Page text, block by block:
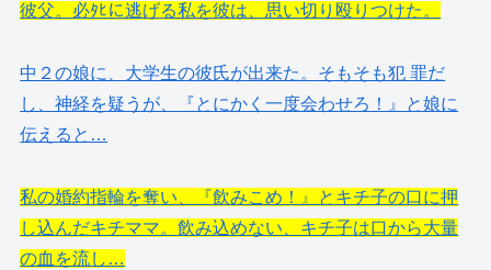
彼父。必ﾀﾋに逃げる私を彼は、思い切り殴りつけた。
中２の娘に、大学生の彼氏が出来た。そもそも犯 罪だ
し、神経を疑うが、『とにかく一度会わせろ！』と娘に
伝えると…
私の婚約指輪を奪い、『飲みこめ！』とキチ子の口に押
し込んだキチママ。飲み込めない、キチ子は口から大量
の血を流し…